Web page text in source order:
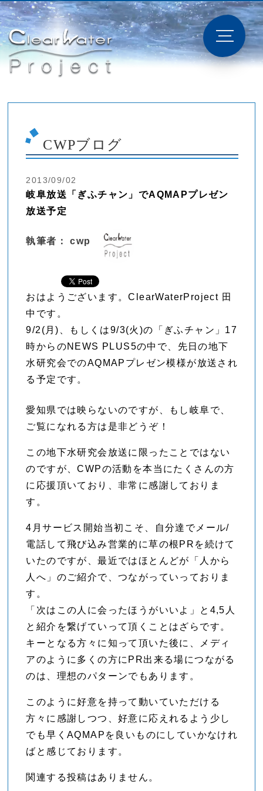
CWPブログ
2013/09/02
岐阜放送「ぎふチャン」でAQMAPプレゼン
放送予定
執筆者： cwp
おはようございます。ClearWaterProject 田
中です。
9/2(月)、もしくは9/3(火)の「ぎふチャン」17
時からのNEWS PLUS5の中で、先日の地下
水研究会でのAQMAPプレゼン模様が放送され
る予定です。
愛知県では映らないのですが、もし岐阜で、
ご覧になれる方は是非どうぞ！
この地下水研究会放送に限ったことではない
のですが、CWPの活動を本当にたくさんの方
に応援頂いており、非常に感謝しておりま
す。
4月サービス開始当初こそ、自分達でメール/
電話して飛び込み営業的に草の根PRを続けて
いたのですが、最近ではほとんどが「人から
人へ」のご紹介で、つながっていっておりま
す。
「次はこの人に会ったほうがいいよ」と4,5人
と紹介を繋げていって頂くことはざらです。
キーとなる方々に知って頂いた後に、メディ
アのように多くの方にPR出来る場につながる
のは、理想のパターンでもあります。
このように好意を持って動いていただける
方々に感謝しつつ、好意に応えれるよう少し
でも早くAQMAPを良いものにしていかなけれ
ばと感じております。
関連する投稿はありません。